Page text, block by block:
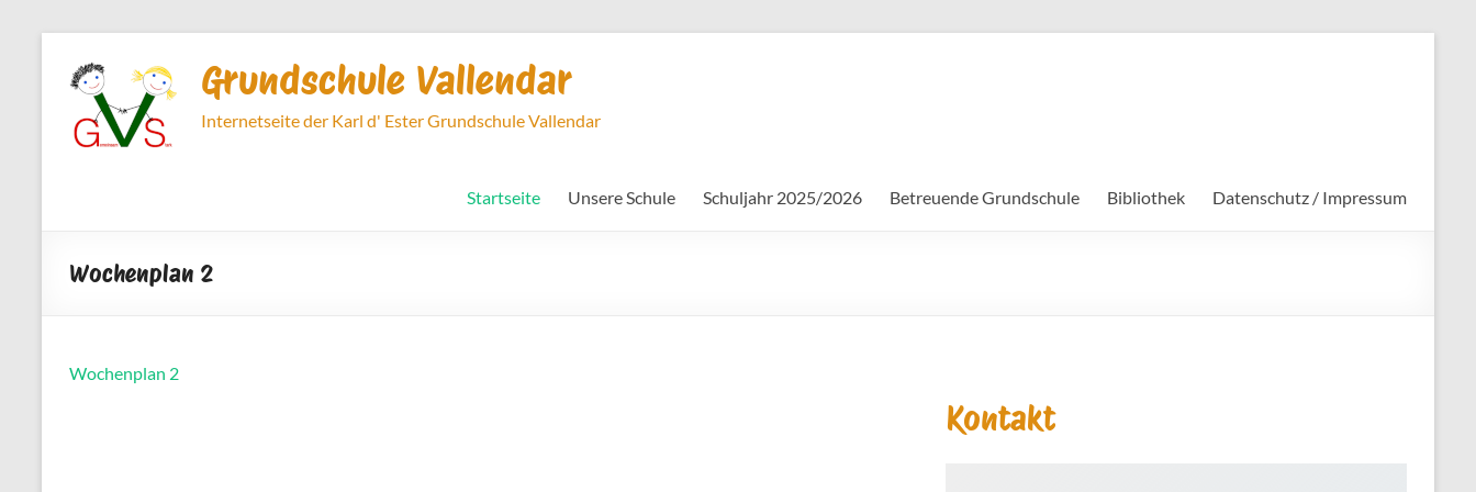
Inhalt
springen
Grundschule Vallendar
Internetseite der Karl d' Ester Grundschule Vallendar
Startseite Unsere Schule Schuljahr 2025/2026 Betreuende Grundschule Bibliothek Datenschutz / Impressum
Wochenplan 2
Wochenplan 2
Kontakt